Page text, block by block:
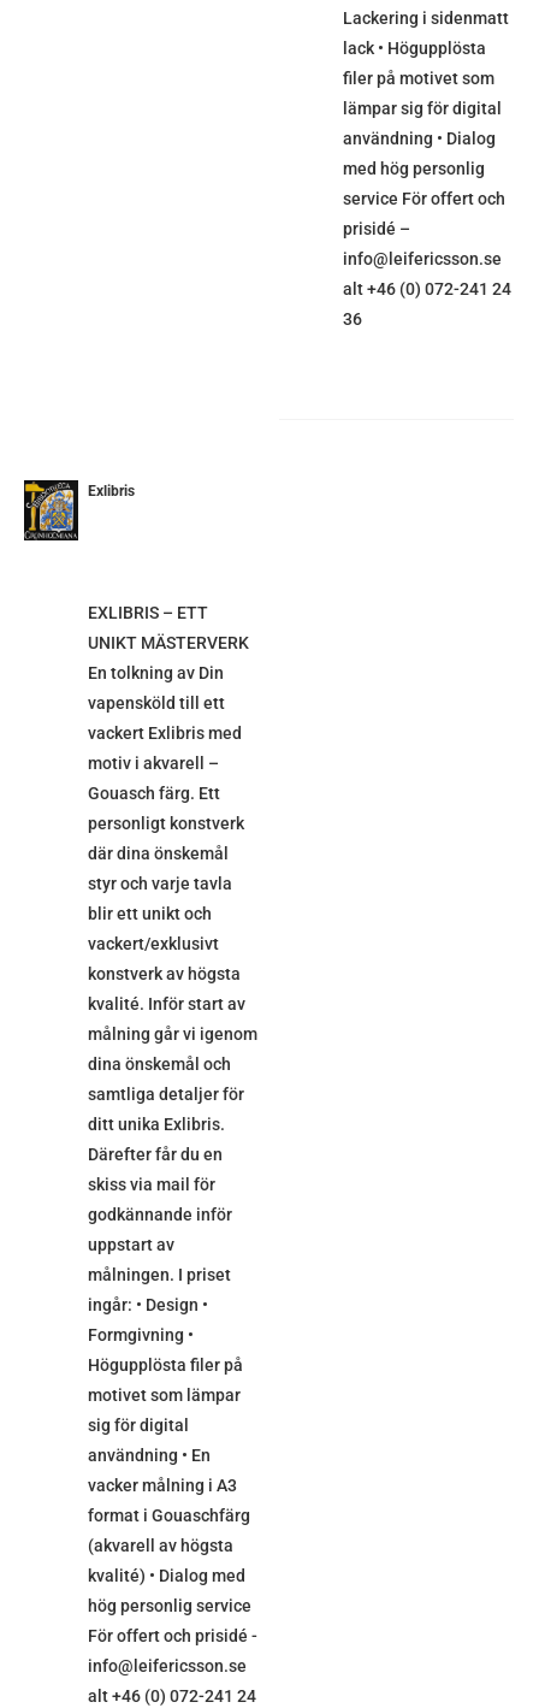
Lackering i sidenmatt
lack • Högupplösta
filer på motivet som
lämpar sig för digital
användning • Dialog
med hög personlig
service För offert och
prisidé –
info@leifericsson.se
alt +46 (0) 072-241 24
36
Exlibris
EXLIBRIS – ETT
UNIKT MÄSTERVERK
En tolkning av Din
vapensköld till ett
vackert Exlibris med
motiv i akvarell –
Gouasch färg. Ett
personligt konstverk
där dina önskemål
styr och varje tavla
blir ett unikt och
vackert/exklusivt
konstverk av högsta
kvalité. Inför start av
målning går vi igenom
dina önskemål och
samtliga detaljer för
ditt unika Exlibris.
Därefter får du en
skiss via mail för
godkännande inför
uppstart av
målningen. I priset
ingår: • Design •
Formgivning •
Högupplösta filer på
motivet som lämpar
sig för digital
användning • En
vacker målning i A3
format i Gouaschfärg
(akvarell av högsta
kvalité) • Dialog med
hög personlig service
För offert och prisidé -
info@leifericsson.se
alt +46 (0) 072-241 24